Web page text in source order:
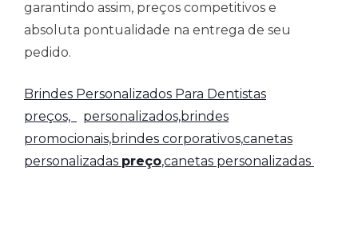
garantindo assim, preços competitivos e
absoluta pontualidade na entrega de seu
pedido.
Brindes Personalizados Para Dentistas
preços,
personalizados,brindes
promocionais,brindes corporativos,canetas
personalizadas preço,canetas personalizadas